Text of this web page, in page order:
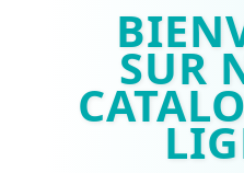
SUR